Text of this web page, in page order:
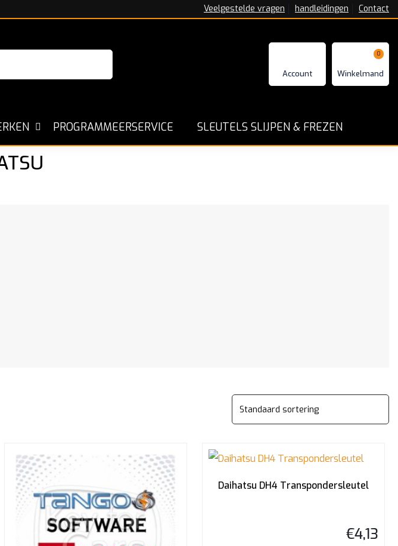
Veelgestelde vragen handleidingen Contact
0
PROGRAMMEERSERVICE SLEUTELS SLIJPEN & FREZEN
Kopiëren - Repareren en Programmeren Goede service en
Daihatsu DH4 Transpondersleutel
€4,13